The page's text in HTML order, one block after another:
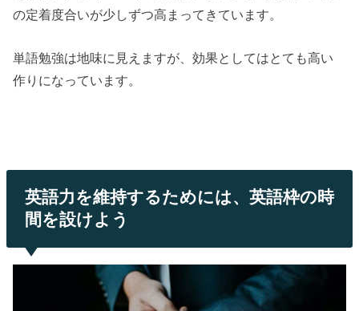
の定着度合いが少しずつ高まってきています。
単語勉強は地味に見えますが、効果としてはとても高い
作りになっています。
英語力を維持するためには、英語枠の時
間を設けよう